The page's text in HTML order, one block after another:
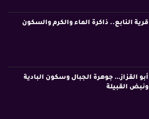
قرية النابع.. ذاكرة الماء والكرم والسكون
أبو القزاز… جوهرة الجبال وسكون البادية
ونبض القبيلة